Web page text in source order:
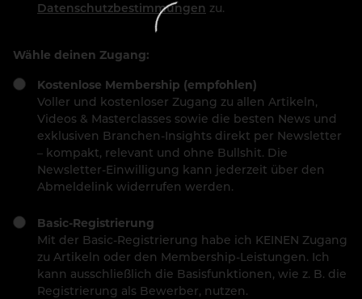
Datenschutzbestimmungen zu.
Wähle deinen Zugang:
Kostenlose Membership (empfohlen)
Voller und kostenloser Zugang zu allen Artikeln,
Videos & Masterclasses sowie die besten News und
exklusiven Branchen-Insights direkt per Newsletter
– kompakt, relevant und ohne Bullshit. Die
Newsletter-Einwilligung kann jederzeit über den
Abmeldelink widerrufen werden.
Basic-Registrierung
Mit der Basic-Registrierung habe ich KEINEN Zugang
zu Artikeln oder den Membership-Leistungen. Ich
kann ausschließlich die Basisfunktionen, wie z. B. die
Registrierung als Bewerber, nutzen.